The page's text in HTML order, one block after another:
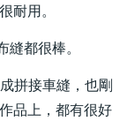
耐用。
都很棒。
拼接車縫，也剛
品上，都有很好